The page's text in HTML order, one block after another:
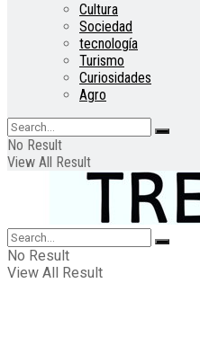
Cultura
Sociedad
tecnología
Turismo
Curiosidades
Agro
No Result
View All Result
No Result
View All Result